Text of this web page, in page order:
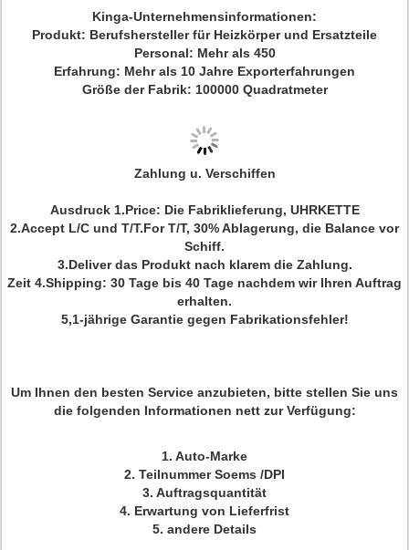
Kinga-Unternehmensinformationen:
Produkt: Berufshersteller für Heizkörper und Ersatzteile
Personal: Mehr als 450
Erfahrung: Mehr als 10 Jahre Exporterfahrungen
Größe der Fabrik: 100000 Quadratmeter
Zahlung u. Verschiffen
Ausdruck 1.Price: Die Fabriklieferung, UHRKETTE
2.Accept L/C und T/T.For T/T, 30% Ablagerung, die Balance vor
Schiff.
3.Deliver das Produkt nach klarem die Zahlung.
Zeit 4.Shipping: 30 Tage bis 40 Tage nachdem wir Ihren Auftrag
erhalten.
5,1-jährige Garantie gegen Fabrikationsfehler!
Um Ihnen den besten Service anzubieten, bitte stellen Sie uns
die folgenden Informationen nett zur Verfügung:
1. Auto-Marke
2. Teilnummer Soems /DPI
3. Auftragsquantität
4. Erwartung von Lieferfrist
5. andere Details